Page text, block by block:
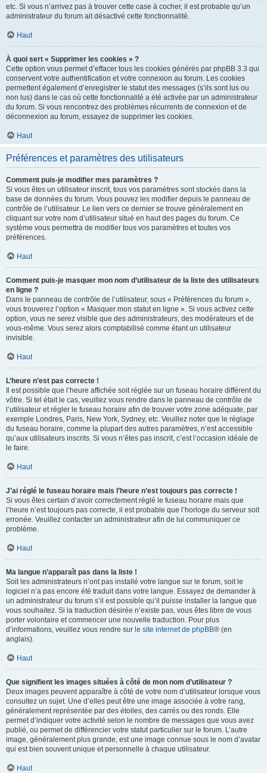
etc. Si vous n’arrivez pas à trouver cette case à cocher, il est probable qu’un
administrateur du forum ait désactivé cette fonctionnalité.
Haut
À quoi sert « Supprimer les cookies » ?
Cette option vous permet d’effacer tous les cookies générés par phpBB 3.3 qui
conservent votre authentification et votre connexion au forum. Les cookies
permettent également d’enregistrer le statut des messages (s’ils sont lus ou
non lus) dans le cas où cette fonctionnalité a été activée par un administrateur
du forum. Si vous rencontrez des problèmes récurrents de connexion et de
déconnexion au forum, essayez de supprimer les cookies.
Haut
Préférences et paramètres des utilisateurs
Comment puis-je modifier mes paramètres ?
Si vous êtes un utilisateur inscrit, tous vos paramètres sont stockés dans la
base de données du forum. Vous pouvez les modifier depuis le panneau de
contrôle de l’utilisateur. Le lien vers ce dernier se trouve généralement en
cliquant sur votre nom d’utilisateur situé en haut des pages du forum. Ce
système vous permettra de modifier tous vos paramètres et toutes vos
préférences.
Haut
Comment puis-je masquer mon nom d’utilisateur de la liste des utilisateurs
en ligne ?
Dans le panneau de contrôle de l’utilisateur, sous « Préférences du forum »,
vous trouverez l’option « Masquer mon statut en ligne ». Si vous activez cette
option, vous ne serez visible que des administrateurs, des modérateurs et de
vous-même. Vous serez alors comptabilisé comme étant un utilisateur
invisible.
Haut
L’heure n’est pas correcte !
Il est possible que l’heure affichée soit réglée sur un fuseau horaire différent du
vôtre. Si tel était le cas, veuillez vous rendre dans le panneau de contrôle de
l’utilisateur et régler le fuseau horaire afin de trouver votre zone adéquate, par
exemple Londres, Paris, New York, Sydney, etc. Veuillez noter que le réglage
du fuseau horaire, comme la plupart des autres paramètres, n’est accessible
qu’aux utilisateurs inscrits. Si vous n’êtes pas inscrit, c’est l’occasion idéale de
le faire.
Haut
J’ai réglé le fuseau horaire mais l’heure n’est toujours pas correcte !
Si vous êtes certain d’avoir correctement réglé le fuseau horaire mais que
l’heure n’est toujours pas correcte, il est probable que l’horloge du serveur soit
erronée. Veuillez contacter un administrateur afin de lui communiquer ce
problème.
Haut
Ma langue n’apparaît pas dans la liste !
Soit les administrateurs n’ont pas installé votre langue sur le forum, soit le
logiciel n’a pas encore été traduit dans votre langue. Essayez de demander à
un administrateur du forum s’il est possible qu’il puisse installer la langue que
vous souhaitez. Si la traduction désirée n’existe pas, vous êtes libre de vous
porter volontaire et commencer une nouvelle traduction. Pour plus
d’informations, veuillez vous rendre sur le site internet de phpBB® (en
anglais).
Haut
Que signifient les images situées à côté de mon nom d’utilisateur ?
Deux images peuvent apparaître à côté de votre nom d’utilisateur lorsque vous
consultez un sujet. Une d’elles peut être une image associée à votre rang,
généralement représentée par des étoiles, des carrés ou des ronds. Elle
permet d’indiquer votre activité selon le nombre de messages que vous avez
publié, ou permet de différencier votre statut particulier sur le forum. L’autre
image, généralement plus grande, est une image connue sous le nom d’avatar
qui est bien souvent unique et personnelle à chaque utilisateur.
Haut